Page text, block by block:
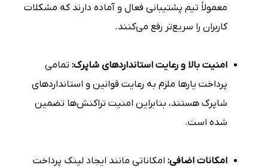
معمولاً تیم پشتیبانی فعال و آماده دارند که مشکلات
کاربران را سریع‌تر رفع می‌کنند.
امنیت بالا و رعایت استانداردهای شاپرک: تمامی
پرداخت یارها ملزم به رعایت قوانین و استانداردهای
شاپرک هستند، بنابراین امنیت تراکنش‌ها تضمین
شده است.
امکانات اضافی: امکاناتی مانند ایجاد لینک پرداخت